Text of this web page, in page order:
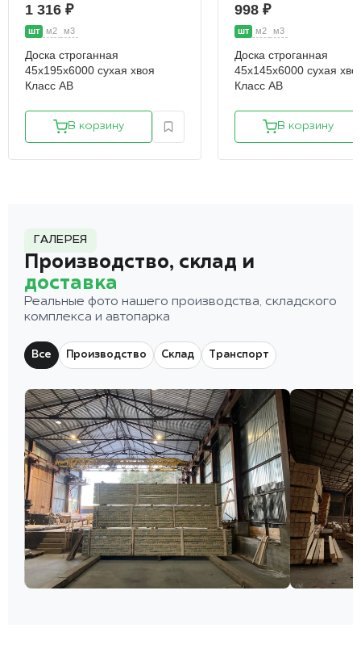
1 316 ₽
шт м2 м3
Доска строганная
45х195х6000 сухая хвоя
Класс АВ
В корзину
998 ₽
шт м2 м3
Доска строганная
45х145х6000 сухая
Класс АВ
В корзину
ГАЛЕРЕЯ
Производство, склад и
доставка
Реальные фото нашего производства, складского
комплекса и автопарка
Все Производство Склад Транспорт